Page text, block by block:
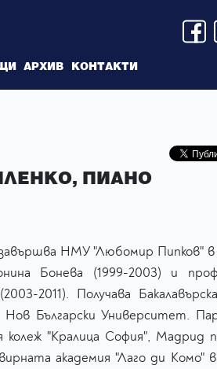
АРХИВ КОНТАКТИ
ПИАНО
НМУ "Любомир Пипков"
Бонева (1999-2003) и
2011). Получава
Български Университет.
колеж "Кралица София", Мадрид
академия "Лаго ди Комо"